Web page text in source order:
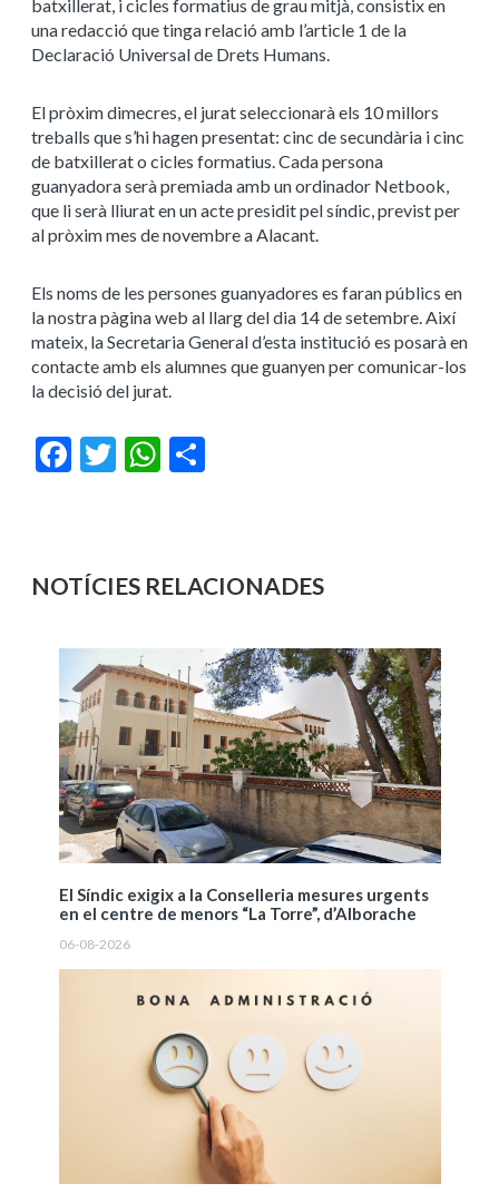
batxillerat, i cicles formatius de grau mitjà, consistix en
una redacció que tinga relació amb l’article 1 de la
Declaració Universal de Drets Humans.
El pròxim dimecres, el jurat seleccionarà els 10 millors
treballs que s’hi hagen presentat: cinc de secundària i cinc
de batxillerat o cicles formatius. Cada persona
guanyadora serà premiada amb un ordinador Netbook,
que li serà lliurat en un acte presidit pel síndic, previst per
al pròxim mes de novembre a Alacant.
Els noms de les persones guanyadores es faran públics en
la nostra pàgina web al llarg del dia 14 de setembre. Així
mateix, la Secretaria General d’esta institució es posarà en
contacte amb els alumnes que guanyen per comunicar-los
la decisió del jurat.
Facebook
Twitter WhatsApp
NOTÍCIES RELACIONADES
El Síndic exigix a la Conselleria mesures urgents
en el centre de menors “La Torre”, d’Alborache
06-08-2026